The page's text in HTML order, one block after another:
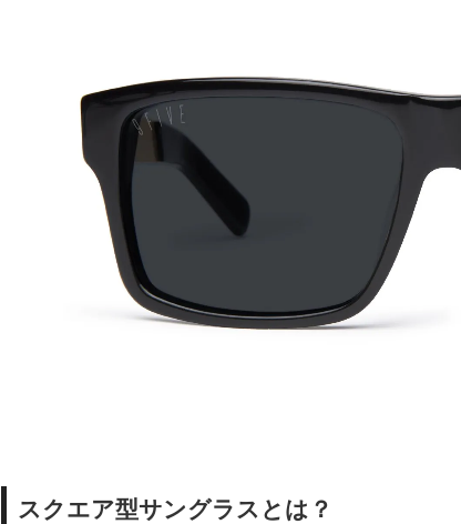
スクエア型サングラスとは？